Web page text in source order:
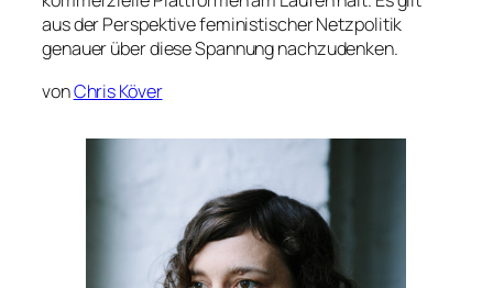
aus der Perspektive feministischer Netzpolitik
genauer über diese Spannung nachzudenken.
vonChris Köver